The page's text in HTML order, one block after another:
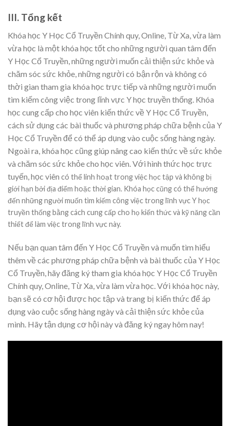
III. Tổng kết
Khóa học Y Học Cổ Truyền Chính quy, Online, Từ Xa, vừa làm
vừa học là một khóa học tốt cho những người quan tâm đến
Y Học Cổ Truyền, những người muốn cải thiện sức khỏe và
chăm sóc sức khỏe, những người có bận rộn và không có
thời gian tham gia khóa học trực tiếp và những người muốn
tìm kiếm công việc trong lĩnh vực Y học truyền thống. Khóa
học cung cấp cho học viên kiến thức về Y Học Cổ Truyền,
cách sử dụng các bài thuốc và phương pháp chữa bệnh của Y
Học Cổ Truyền để có thể áp dụng vào cuộc sống hàng ngày.
Ngoài ra, khóa học cũng giúp nâng cao kiến thức về sức khỏe
và chăm sóc sức khỏe cho học viên. Với hình thức học trực
tuyến, học viên có thể linh hoạt trong việc học tập và không bị
giới hạn bởi địa điểm hoặc thời gian. Khóa học cũng có thể hướng
đến những người muốn tìm kiếm công việc trong lĩnh vực Y học
truyền thống bằng cách cung cấp cho họ kiến thức và kỹ năng cần
thiết để làm việc trong lĩnh vực này.
Nếu bạn quan tâm đến Y Học Cổ Truyền và muốn tìm hiểu
thêm về các phương pháp chữa bệnh và bài thuốc của Y Học
Cổ Truyền, hãy đăng ký tham gia khóa học Y Học Cổ Truyền
Chính quy, Online, Từ Xa, vừa làm vừa học. Với khóa học này,
bạn sẽ có cơ hội được học tập và trang bị kiến thức để áp
dụng vào cuộc sống hàng ngày và cải thiện sức khỏe của
mình. Hãy tận dụng cơ hội này và đăng ký ngay hôm nay!